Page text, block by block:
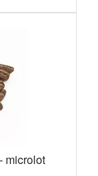
microlot